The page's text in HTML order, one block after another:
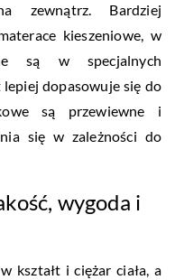
zewnątrz. Bardziej
kieszeniowe, w
są w specjalnych
dopasowuje się do
są przewiewne i
się w zależności do
wygoda i
kształt i ciężar ciała, a